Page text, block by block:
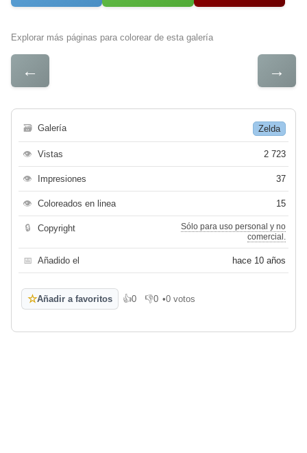
Explorar más páginas para colorear de esta galería
← →
🗃 Galería Zelda
👁 Vistas 2 723
👁 Impresiones 37
👁 Coloreados en linea 15
🔒 Copyright
Sólo para uso personal y no
comercial.
📅 Añadido el hace 10 años
☆Añadir a favoritos 👍0
Me gusta
👎0
No me gusta
•0 votos